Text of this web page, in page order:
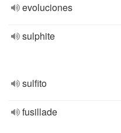
evoluciones
sulphite
sulfito
fusillade